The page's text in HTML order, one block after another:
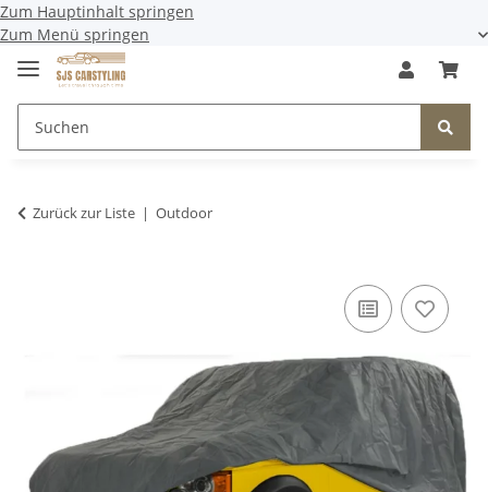
Zum Hauptinhalt springen
Zum Menü springen
Zurück zur Liste Outdoor